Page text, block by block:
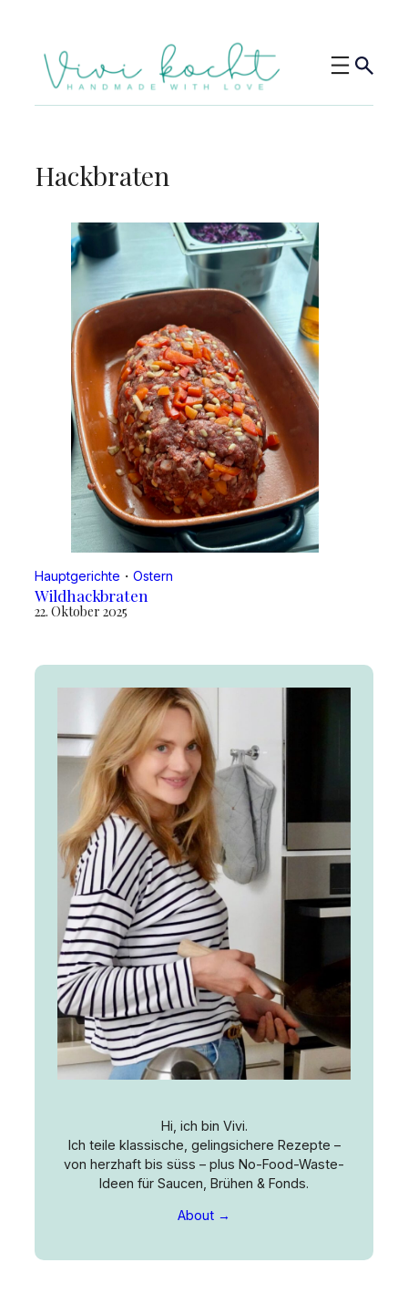
Hackbraten
Hauptgerichte ・ Ostern
Wildhackbraten
22. Oktober 2025
Hi, ich bin Vivi.
Ich teile klassische, gelingsichere Rezepte –
von herzhaft bis süss – plus No-Food-Waste-
Ideen für Saucen, Brühen & Fonds.
About →